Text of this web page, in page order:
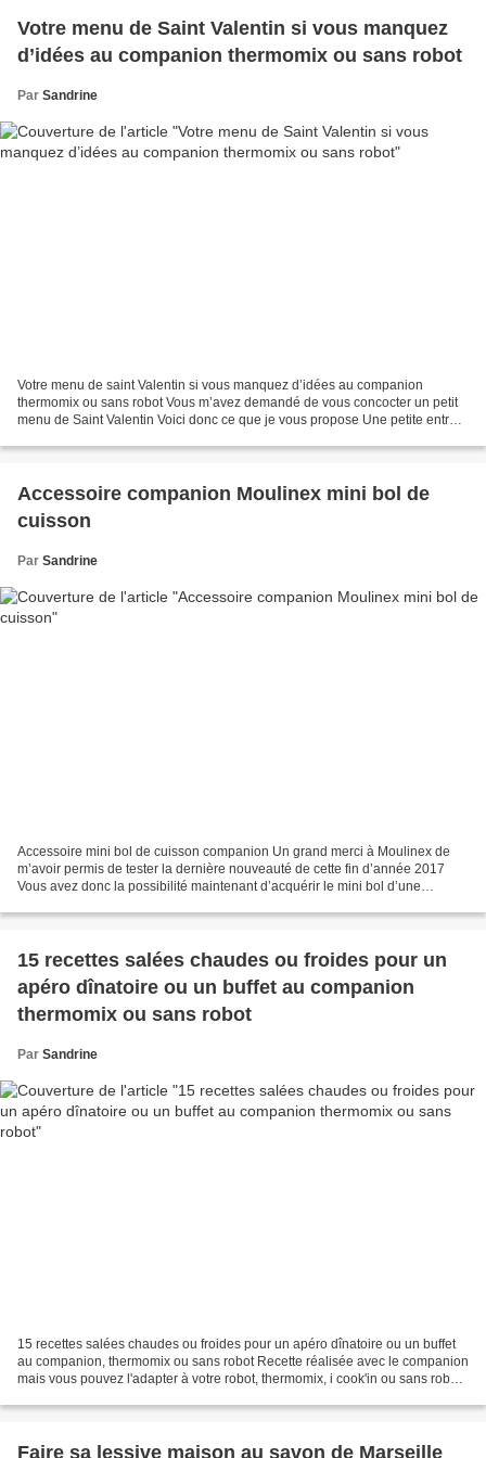
Votre menu de Saint Valentin si vous manquez
d’idées au companion thermomix ou sans robot
Par Sandrine
Votre menu de saint Valentin si vous manquez d’idées au companion
thermomix ou sans robot Vous m’avez demandé de vous concocter un petit
menu de Saint Valentin Voici donc ce que je vous propose Une petite entrée
Accessoire companion Moulinex mini bol de
cuisson
Par Sandrine
Accessoire mini bol de cuisson companion Un grand merci à Moulinex de
m’avoir permis de tester la dernière nouveauté de cette fin d’année 2017
Vous avez donc la possibilité maintenant d’acquérir le mini bol d’une
15 recettes salées chaudes ou froides pour un
apéro dînatoire ou un buffet au companion
thermomix ou sans robot
Par Sandrine
15 recettes salées chaudes ou froides pour un apéro dînatoire ou un buffet
au companion, thermomix ou sans robot Recette réalisée avec le companion
mais vous pouvez l'adapter à votre robot, thermomix, i cook'in ou sans robot.
Faire sa lessive maison au savon de Marseille